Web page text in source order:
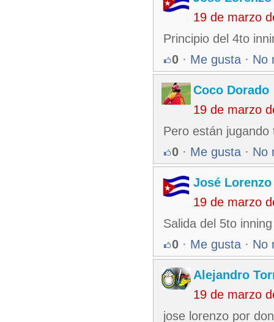
19 de marzo
Principio del 4to
0 · Me gusta · No
Coco Dorado
19 de marzo
Pero están
0 · Me gusta · No
José
19 de marzo
Salida del 5to
0 · Me gusta · No
Alejandro
19 de marzo
jose lorenzo por